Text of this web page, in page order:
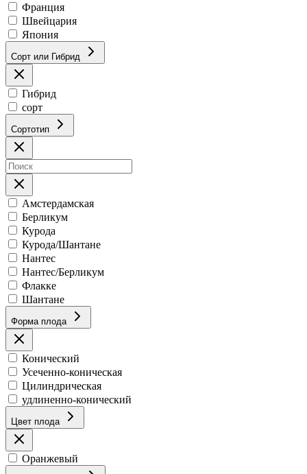
Франция
Швейцария
Япония
Сорт или Гибрид
Гибрид
сорт
Сортотип
Амстердамская
Берликум
Курода
Курода/Шантане
Нантес
Нантес/Берликум
Флакке
Шантане
Форма плода
Конический
Усеченно-коническая
Цилиндрическая
удлиненно-конический
Цвет плода
Оранжевый